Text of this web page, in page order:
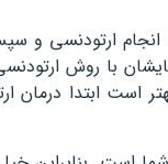
ارتودنسی و
با روش ارتودنسی
است ابتدا درمان